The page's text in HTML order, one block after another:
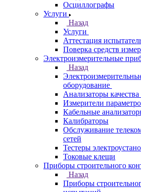
Осциллографы
Услуги
Назад
Услуги
Аттестация
Поверка средств
Электроизмерительные
Назад
оборудование
Анализаторы
Измерители
Кабельные
Калибраторы
Обслуживание
сетей
Тестеры
Токовые клещи
Приборы строительного
Назад
Приборы